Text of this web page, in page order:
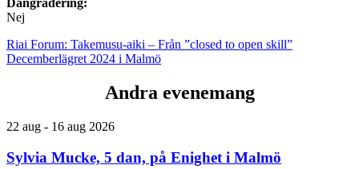
Dangradering:
Nej
Riai Forum: Takemusu-aiki – Från ”closed to open skill”
Decemberlägret 2024 i Malmö
Andra evenemang
22 aug - 16 aug 2026
Sylvia Mucke, 5 dan, på Enighet i Malmö